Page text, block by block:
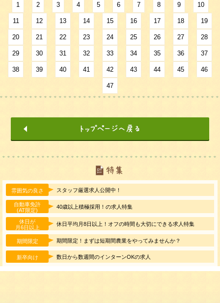
1 2 3 4 5 6 7 8 9 10
11 12 13 14 15 16 17 18 19
20 21 22 23 24 25 26 27 28
29 30 31 32 33 34 35 36 37
38 39 40 41 42 43 44 45 46
47
雰囲気の良さ スタッフ厳選求人公開中！
自動車免許
(AT限定)
40歳以上積極採用！の求人特集
休日が
月6日以上
休日平均月8日以上！オフの時間も大切にできる求人特集
期間限定 期間限定！まずは短期間農業をやってみませんか？
新卒向け 数日から数週間のインターンOKの求人